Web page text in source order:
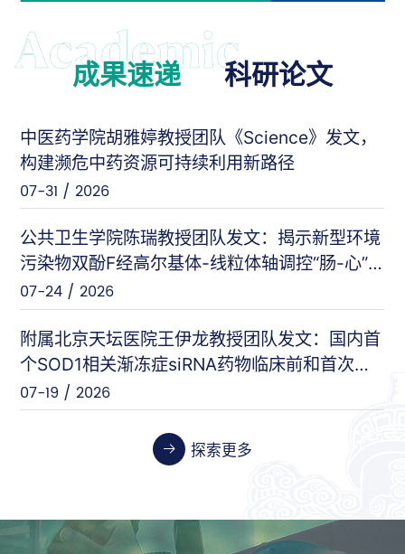
成果速递 科研论文
中医药学院胡雅婷教授团队《Science》发文，
构建濒危中药资源可持续利用新路径
07-31 / 2026
公共卫生学院陈瑞教授团队发文：揭示新型环境
污染物双酚F经高尔基体-线粒体轴调控“肠-心”
对话的新机制
07-24 / 2026
附属北京天坛医院王伊龙教授团队发文：国内首
个SOD1相关渐冻症siRNA药物临床前和首次人
体临床数据
07-19 / 2026
曲显俊等（基础医学院） PNAS
07-28 / 2026
07-17 / 2026
王刚等（安定医院） Cell Host & Microbe
07-10 / 2026
张伟等（天坛医院）
探索更多